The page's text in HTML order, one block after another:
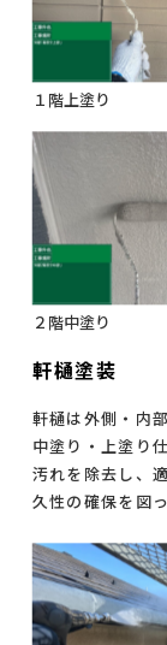
１階上塗り
２階中塗り
軒樋塗装
軒樋は外側・内
中塗り・上塗り
汚れを除去し、
久性の確保を図